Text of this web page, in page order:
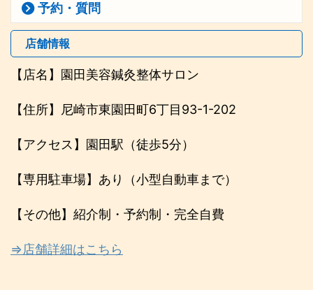
予約・質問
店舗情報
【店名】園田美容鍼灸整体サロン
【住所】尼崎市東園田町6丁目93-1-202
【アクセス】園田駅（徒歩5分）
【専用駐車場】あり（小型自動車まで）
【その他】紹介制・予約制・完全自費
⇒店舗詳細はこちら